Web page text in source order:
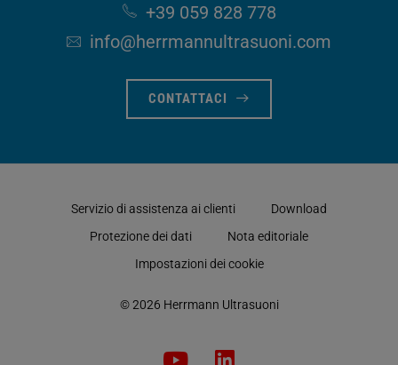
+39 059 828 778
info​@herrmannultrasuoni​.com
CONTATTACI
Servizio di assistenza ai clienti
Download
Protezione dei dati
Nota editoriale
Impostazioni dei cookie
© 2026 Herrmann Ultrasuoni